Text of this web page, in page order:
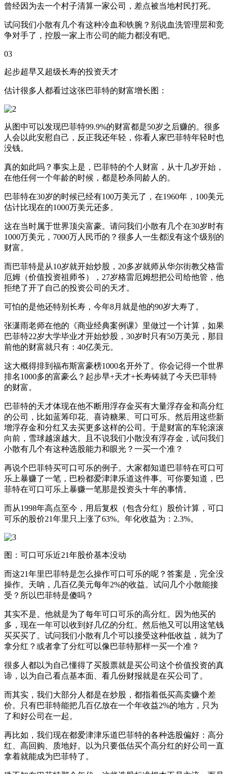
曾经因为去一个村子清算一家公司，差点被当地村民打死。
试问我们小散有几个有这种冷血和铁腕？别说血洗管理层和竞
争对手了，控股一家上市公司的能力都没有吧。
03
起步超早又超级长寿的投资天才
估计很多人都看过这张巴菲特的财富增长图：
从图中可以发现巴菲特99.9%的财富都是50岁之后赚的。很多
人会以此安慰自己，反正我还年轻，你看人家巴菲特年轻时也
没钱。
真的如此吗？事实上是，巴菲特的个人财富，从十几岁开始，
在他任何一个年龄的时候，都是秒杀同龄人的。
巴菲特在30岁的时候已经有100万美元了，在1960年，100美元
估计比现在的1000万美元还多。
这在当时属于世界顶尖富豪。请问我们小散有几个在30岁时有
1000万美元，7000万人民币的？很多人一生都没有这个级别的
财富。
而巴菲特是从10岁就开始炒股，20多岁就师从华尔街教父格雷
厄姆（价值投资祖师爷），27岁格雷厄姆想把公司给他管，他
拒绝了开了自己的投资公司的天才。
可怕的是他还特别长寿，今年8月就是他的90岁大寿了。
张潇雨老师在他的《商业经典案例课》里做过一个计算，如果
巴菲特22岁大学毕业才开始炒股，30岁时只有50万美元，那目
前他的财富就只有：40亿美元。
这大概得排到福布斯富豪榜1000名开外了。你会记得一个世界
排名1000多的富豪么？起步早+天才+长寿铸就了今天巴菲特
的财富。
巴菲特的天才体现在他不断用浮存金买有大量浮存金和高分红
的公司，比如蓝筹印花、喜诗糖果、可口可乐。然后用这些新
增浮存金和分红又去买更多这样的公司。于是财富的车轮滚滚
向前，雪球越滚越大。且不说我们小散没有浮存金，试问我们
小散有几个有这种选股能力和眼光？一买一个准？
再说个巴菲特买可口可乐的例子。大家都知道巴菲特在可口可
乐上暴赚了一笔，巴粉都爱津津乐道这件事。可你要知道，巴
菲特在可口可乐上暴赚一笔那是投资头十年的事情。
而从1998年高点至今，用后复权（包含分红）股价计算，可口
可乐的股价21年里只上涨了63%。年化收益为：2.3%。
图：可口可乐近21年股价基本没动
而这21年里巴菲特是怎么操作可口可乐的呢？答案是，完全没
操作。天呐，几百亿美元每年2%的收益。试问几个小散能接
受？所以巴菲特是傻吗？
其实不是。他就是为了每年可口可乐的高分红。因为他买的
多，现在一年可以收到好几亿的分红。然后他又可以用这笔钱
买买买了。试问我们小散有几个可以接受这种低收益，就为了
拿分红？或者拿了分红可以像巴菲特那样一买一个准？
很多人都以为自己懂得了买股票就是买公司这个价值投资的真
谛，以为自己看点基本面、看几份财报就是在买公司了。
而其实，我们大部分人都是在炒股，都指着低买高卖赚个差
价。只有巴菲特能把几百亿放在一个年收益2%的地方，只为
了和好公司在一起。
再比如，我们现在都爱津津乐道巴菲特的各种选股偏好：高分
红、高回购、质地好。以为只要低估买个高分红的好公司一直
拿着就能成为巴菲特了。